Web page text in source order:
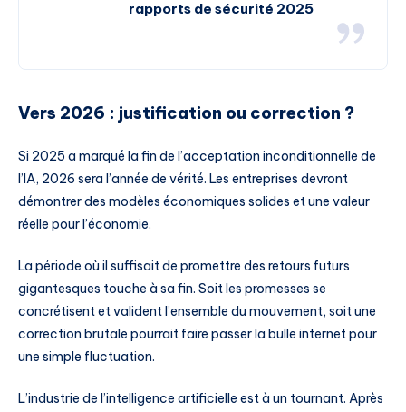
rapports de sécurité 2025
Vers 2026 : justification ou correction ?
Si 2025 a marqué la fin de l’acceptation inconditionnelle de
l’IA, 2026 sera l’année de vérité. Les entreprises devront
démontrer des modèles économiques solides et une valeur
réelle pour l’économie.
La période où il suffisait de promettre des retours futurs
gigantesques touche à sa fin. Soit les promesses se
concrétisent et valident l’ensemble du mouvement, soit une
correction brutale pourrait faire passer la bulle internet pour
une simple fluctuation.
L’industrie de l’intelligence artificielle est à un tournant. Après